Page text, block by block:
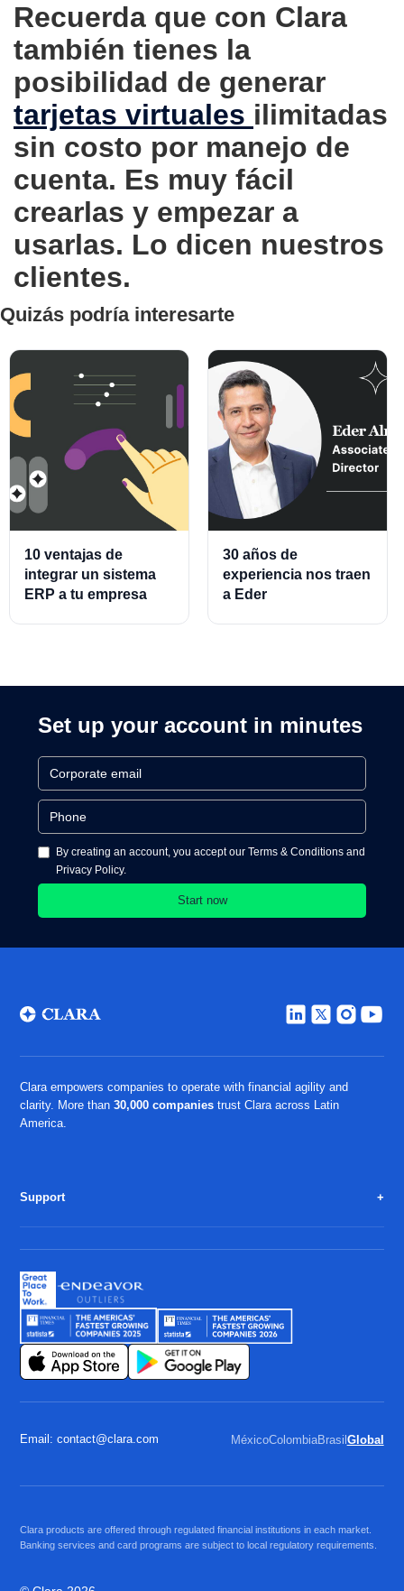
Recuerda que con Clara
también tienes la
posibilidad de generar
tarjetas virtuales ilimitadas
sin costo por manejo de
cuenta. Es muy fácil
crearlas y empezar a
usarlas. Lo dicen nuestros
clientes.
Quizás podría interesarte
10 ventajas de
integrar un sistema
ERP a tu empresa
30 años de
experiencia nos traen
a Eder
Set up your account in minutes
By creating an account, you accept our Terms & Conditions and
Privacy Policy.
Clara empowers companies to operate with financial agility and
clarity. More than30,000 companiestrust Clara across Latin
America.
Support
Email: contact@clara.com MéxicoColombiaBrasil Global
Clara products are offered through regulated financial institutions in each market.
Banking services and card programs are subject to local regulatory requirements.